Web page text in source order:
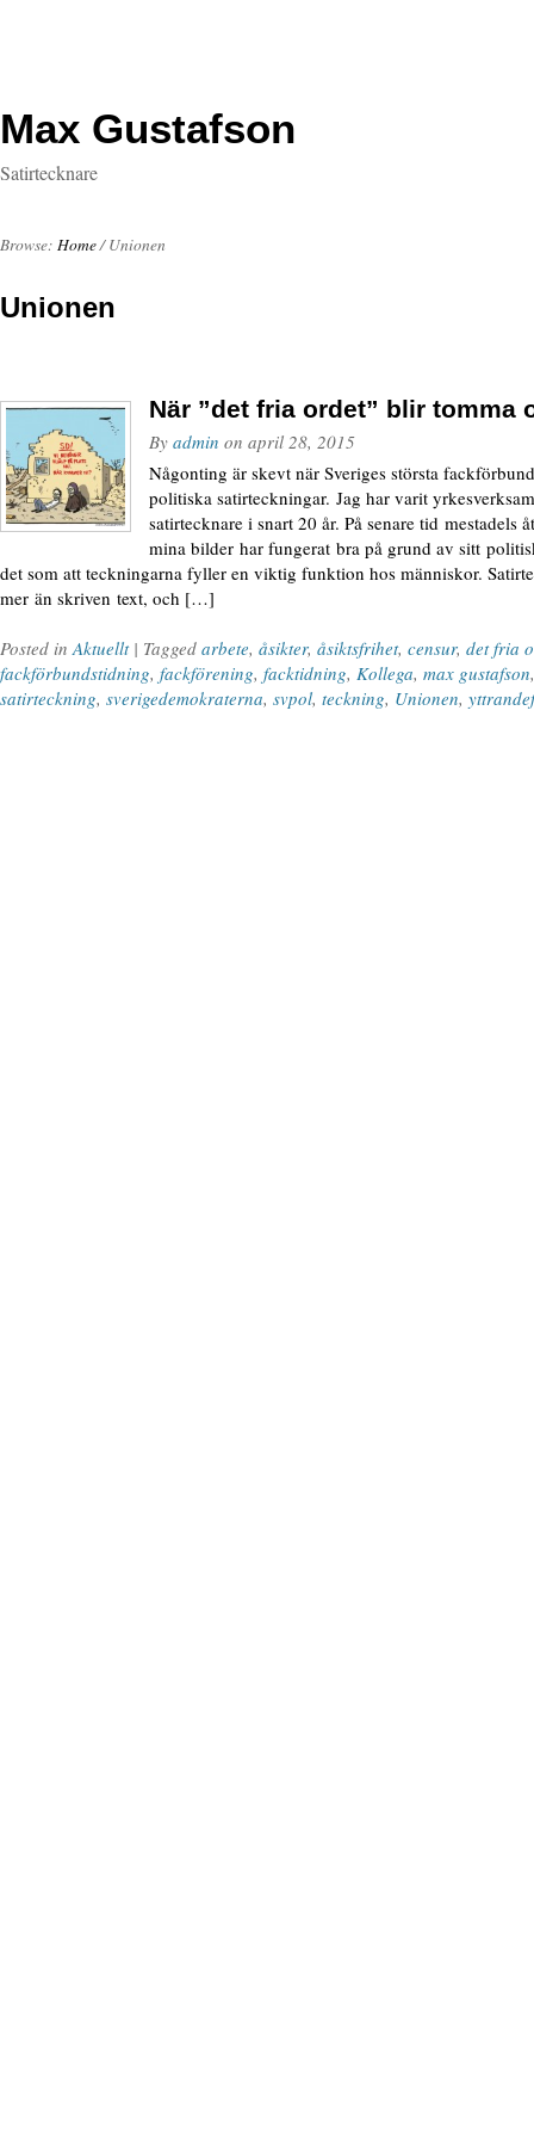
Max Gustafson
Satirtecknare
Browse: Home/ Unionen
Unionen
När ”det fria ordet” blir tomma
By admin on april 28, 2015
Någonting är skevt när Sveriges största
politiska satirteckningar. Jag har varit
satirtecknare i snart 20 år. På senare tid mestadels
mina bilder har fungerat bra på grund av sitt
det som att teckningarna fyller en viktig funktion hos människor.
mer än skriven text, och […]
Posted inAktuellt | Tagged arbete, åsikter, åsiktsfrihet, censur, det fria
fackförbundstidning, fackförening, facktidning, Kollega, max gustafson
satirteckning, sverigedemokraterna, svpol, teckning, Unionen,